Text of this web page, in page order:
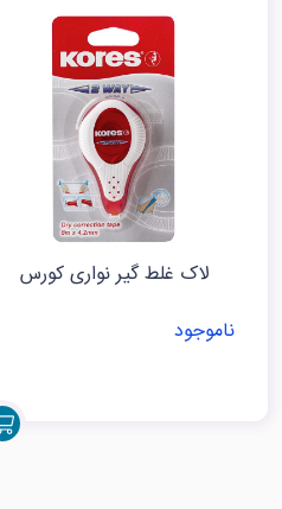
لاک غلط گیر نواری کورس
ناموجود